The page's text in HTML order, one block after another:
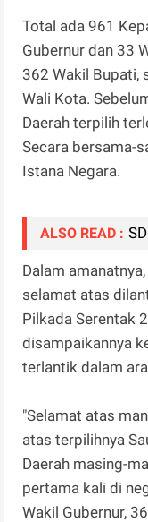
Total ada 961
Gubernur dan 33
362 Wakil Bupati,
Wali Kota.
Daerah terpilih
Secara bersama-
Istana Negara.
ALSO READ :
Dalam
selamat atas
Pilkada Serentak
disampaikannya
terlantik dalam
"Selamat atas
atas terpilihnya
Daerah masing-
pertama kali di
Wakil Gubernur,